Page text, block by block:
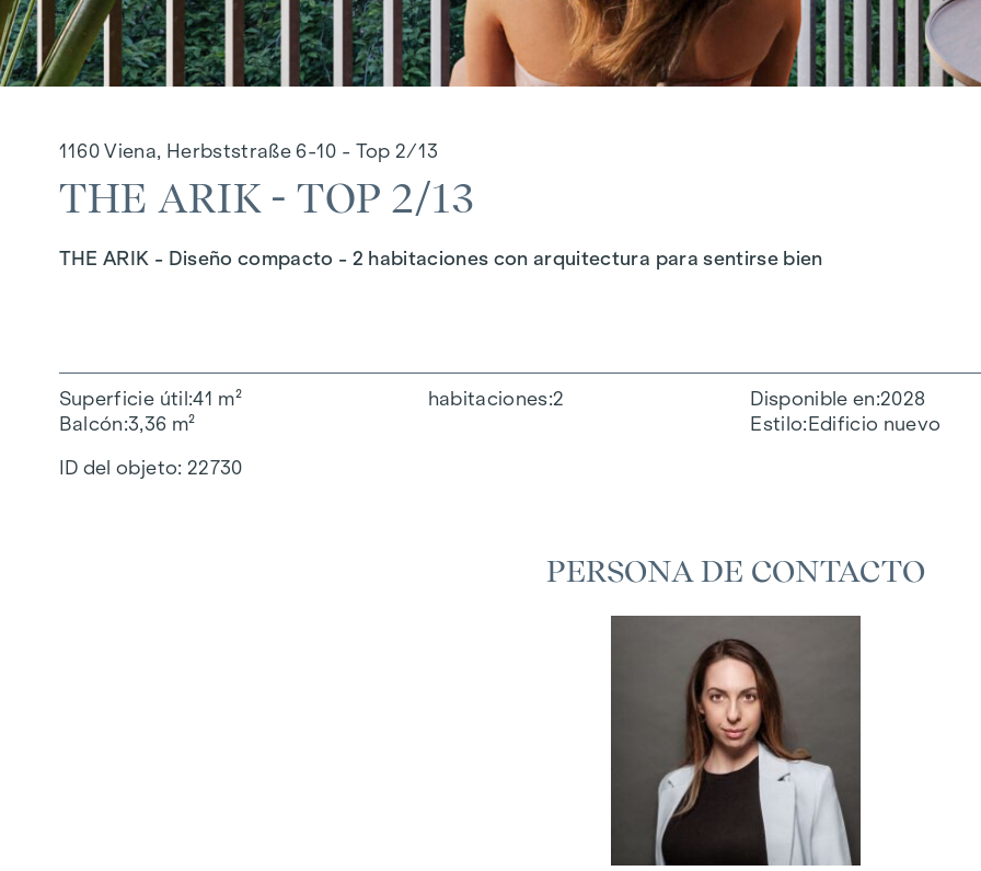
1160 Viena, Herbststraße 6-10 - Top 2/13
THE ARIK - TOP 2/13
THE ARIK - Diseño compacto - 2 habitaciones con arquitectura para sentirse bien
Superficie útil 41 m²
Balcón 3,36 m²
habitaciones 2 Disponible en 2028
Estilo Edificio nuevo
ID del objeto: 22730
PERSONA DE CONTACTO